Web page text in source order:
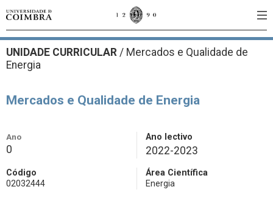
UNIDADE CURRICULAR / Mercados e Qualidade de
Energia
Mercados e Qualidade de Energia
Ano
0
Ano lectivo
2022-2023
Código
02032444
Área Científica
Energia